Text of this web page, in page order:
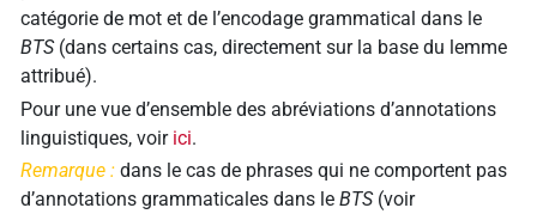
catégorie de mot et de l’encodage grammatical dans le
BTS(dans certains cas, directement sur la base du lemme
attribué).
Pour une vue d’ensemble des abréviations d’annotations
linguistiques, voir ici.
Remarque : dans le cas de phrases qui ne comportent pas
d’annotations grammaticales dans le BTS(voir